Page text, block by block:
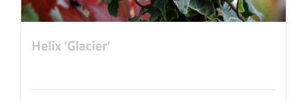
Helix ‘Glacier’